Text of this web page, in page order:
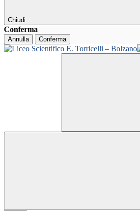
Chiudi
Conferma
Annulla Conferma